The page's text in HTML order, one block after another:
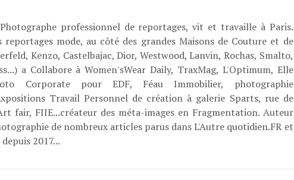
professionnel de reportages, vit et travaille à Paris.
reportages mode, au côté des grandes Maisons de Couture et de
Kenzo, Castelbajac, Dior, Westwood, Lanvin, Rochas, Smalto,
a Collabore à Women'sWear Daily, TraxMag, L'Optimum, Elle
Corporate pour EDF, Féau Immobilier, photographie
Travail Personnel de création à galerie Sparts, rue de
fair, FIIE...créateur des méta-images en Fragmentation. Auteur
de nombreux articles parus dans L'Autre quotidien.FR et
2017...